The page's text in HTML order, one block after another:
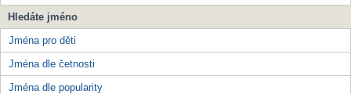
Hledáte jméno
Jména pro děti
Jména dle četnosti
Jména dle popularity